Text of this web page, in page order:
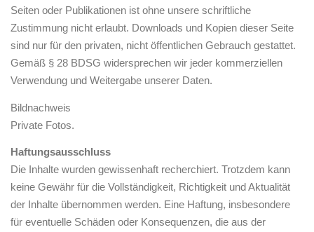
Seiten oder Publikationen ist ohne unsere schriftliche
Zustimmung nicht erlaubt. Downloads und Kopien dieser Seite
sind nur für den privaten, nicht öffentlichen Gebrauch gestattet.
Gemäß § 28 BDSG widersprechen wir jeder kommerziellen
Verwendung und Weitergabe unserer Daten.
Bildnachweis
Private Fotos.
Haftungsausschluss
Die Inhalte wurden gewissenhaft recherchiert. Trotzdem kann
keine Gewähr für die Vollständigkeit, Richtigkeit und Aktualität
der Inhalte übernommen werden. Eine Haftung, insbesondere
für eventuelle Schäden oder Konsequenzen, die aus der